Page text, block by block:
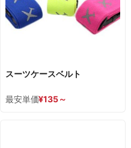
最安単価¥135～
スーツケースベルト